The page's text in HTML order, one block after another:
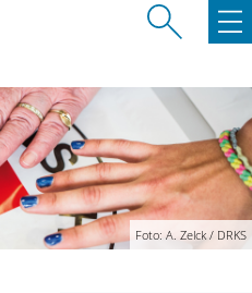
Foto: A. Zelck / DRKS